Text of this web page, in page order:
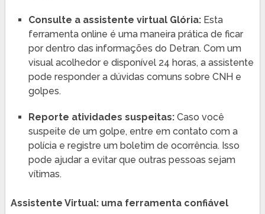
Consulte a assistente virtual Glória:Esta
ferramenta online é uma maneira prática de ficar
por dentro das informações do Detran. Com um
visual acolhedor e disponível 24 horas, a assistente
pode responder a dúvidas comuns sobre CNH e
golpes.
Reporte atividades suspeitas:Caso você
suspeite de um golpe, entre em contato com a
polícia e registre um boletim de ocorrência. Isso
pode ajudar a evitar que outras pessoas sejam
vítimas.
Assistente Virtual: uma ferramenta confiável